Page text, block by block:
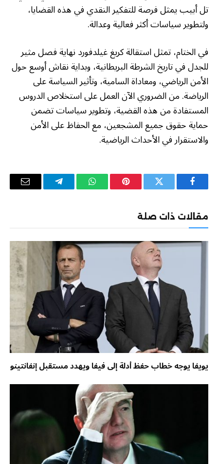
تل أبيب يمثل فرصة للتفكير النقدي في هذه القضايا،
ولتطوير سياسات أكثر فعالية وعدالة.
في الختام، تمثل استقالة كريغ غيلدفورد نهاية فصل مثير
للجدل في تاريخ الشرطة البريطانية، وبداية نقاش أوسع حول
الأمن الرياضي، ومعاداة السامية، وتأثير السياسة على
الرياضة. من الضروري الآن العمل على استخلاص الدروس
المستفادة من هذه القضية، وتطوير سياسات تضمن
حماية حقوق جميع المشجعين، مع الحفاظ على الأمن
والاستقرار في الأحداث الرياضية.
فيسبوك تويتر بينتيريستواتساب تيلقرام
البريد
مقالات ذات صلة
يويفا يوجه خطاب حفظ أدلة إلى فيفا ويهدد مستقبل إنفانتينو